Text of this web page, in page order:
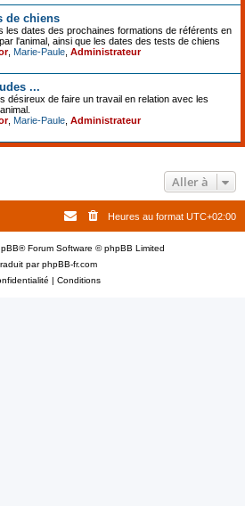
r
de chiens
les dates des prochaines formations de référents en
l'animal, ainsi que les dates des tests de chiens
, Marie-Paule Administrateur
...
désireux de faire un travail en relation avec les
, Marie-Paule Administrateur
Aller à
Heures au format UTC+02:00
® Forum Software © phpBB Limited
parphpBB-fr.com
| Conditions